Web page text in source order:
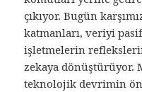
çıkıyor. Bugün
katmanları, veriyi
işletmelerin
zekaya dönüştürüyor.
teknolojik devrimin ön